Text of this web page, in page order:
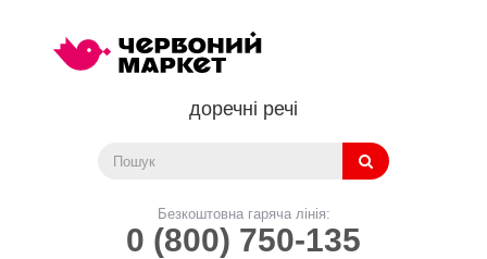
доречні речі
Безкоштовна гаряча лінія:
0 (800) 750-135